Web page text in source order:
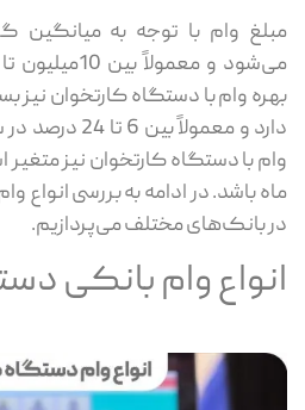
مبلغ وام با توجه به
بهره وام با دستگاه کارتخوان نیز
دارد و معمولاً
ماه باشد. در ادامه به بررسی انواع
در بانک‌های مختلف می‌پردازیم.
انواع وام بانکی